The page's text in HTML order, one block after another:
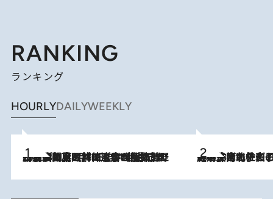
RANKING
ランキング
HOURLYDAILYWEEKLY
2026.8.8
「最後に見られてよかった」上野動物園の東園パンダ舎が解体前に特別公開。8月16日まで延長されたパネル展と共に辿る“半世紀”のパンダ飼育《解体工事の図面あり》 2026.8.3
《「文士の子ども被害者の会」発足！》阿川佐和子（72）が語る遠藤周作に北杜夫、劇作家・矢代静一の子どもたちの“文豪プライベート事件簿”